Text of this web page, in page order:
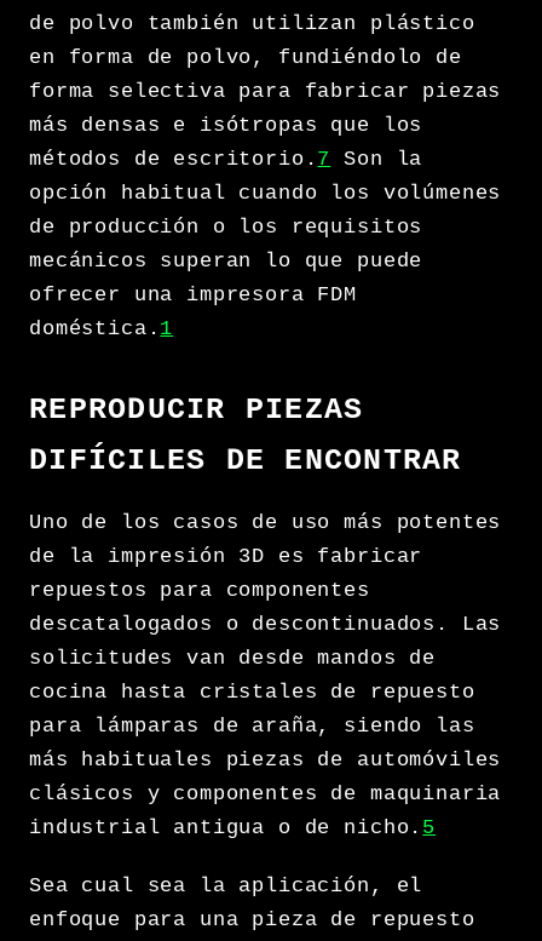
de polvo también utilizan plástico
en forma de polvo, fundiéndolo de
forma selectiva para fabricar piezas
más densas e isótropas que los
métodos de escritorio. 7
Son la
opción habitual cuando los volúmenes
de producción o los requisitos
mecánicos superan lo que puede
ofrecer una impresora FDM
doméstica. 1
REPRODUCIR PIEZAS
DIFÍCILES DE ENCONTRAR
Uno de los casos de uso más potentes
de la impresión 3D es fabricar
repuestos para componentes
descatalogados o descontinuados. Las
solicitudes van desde mandos de
cocina hasta cristales de repuesto
para lámparas de araña, siendo las
más habituales piezas de automóviles
clásicos y componentes de maquinaria
industrial antigua o de nicho. 5
Sea cual sea la aplicación, el
enfoque para una pieza de repuesto